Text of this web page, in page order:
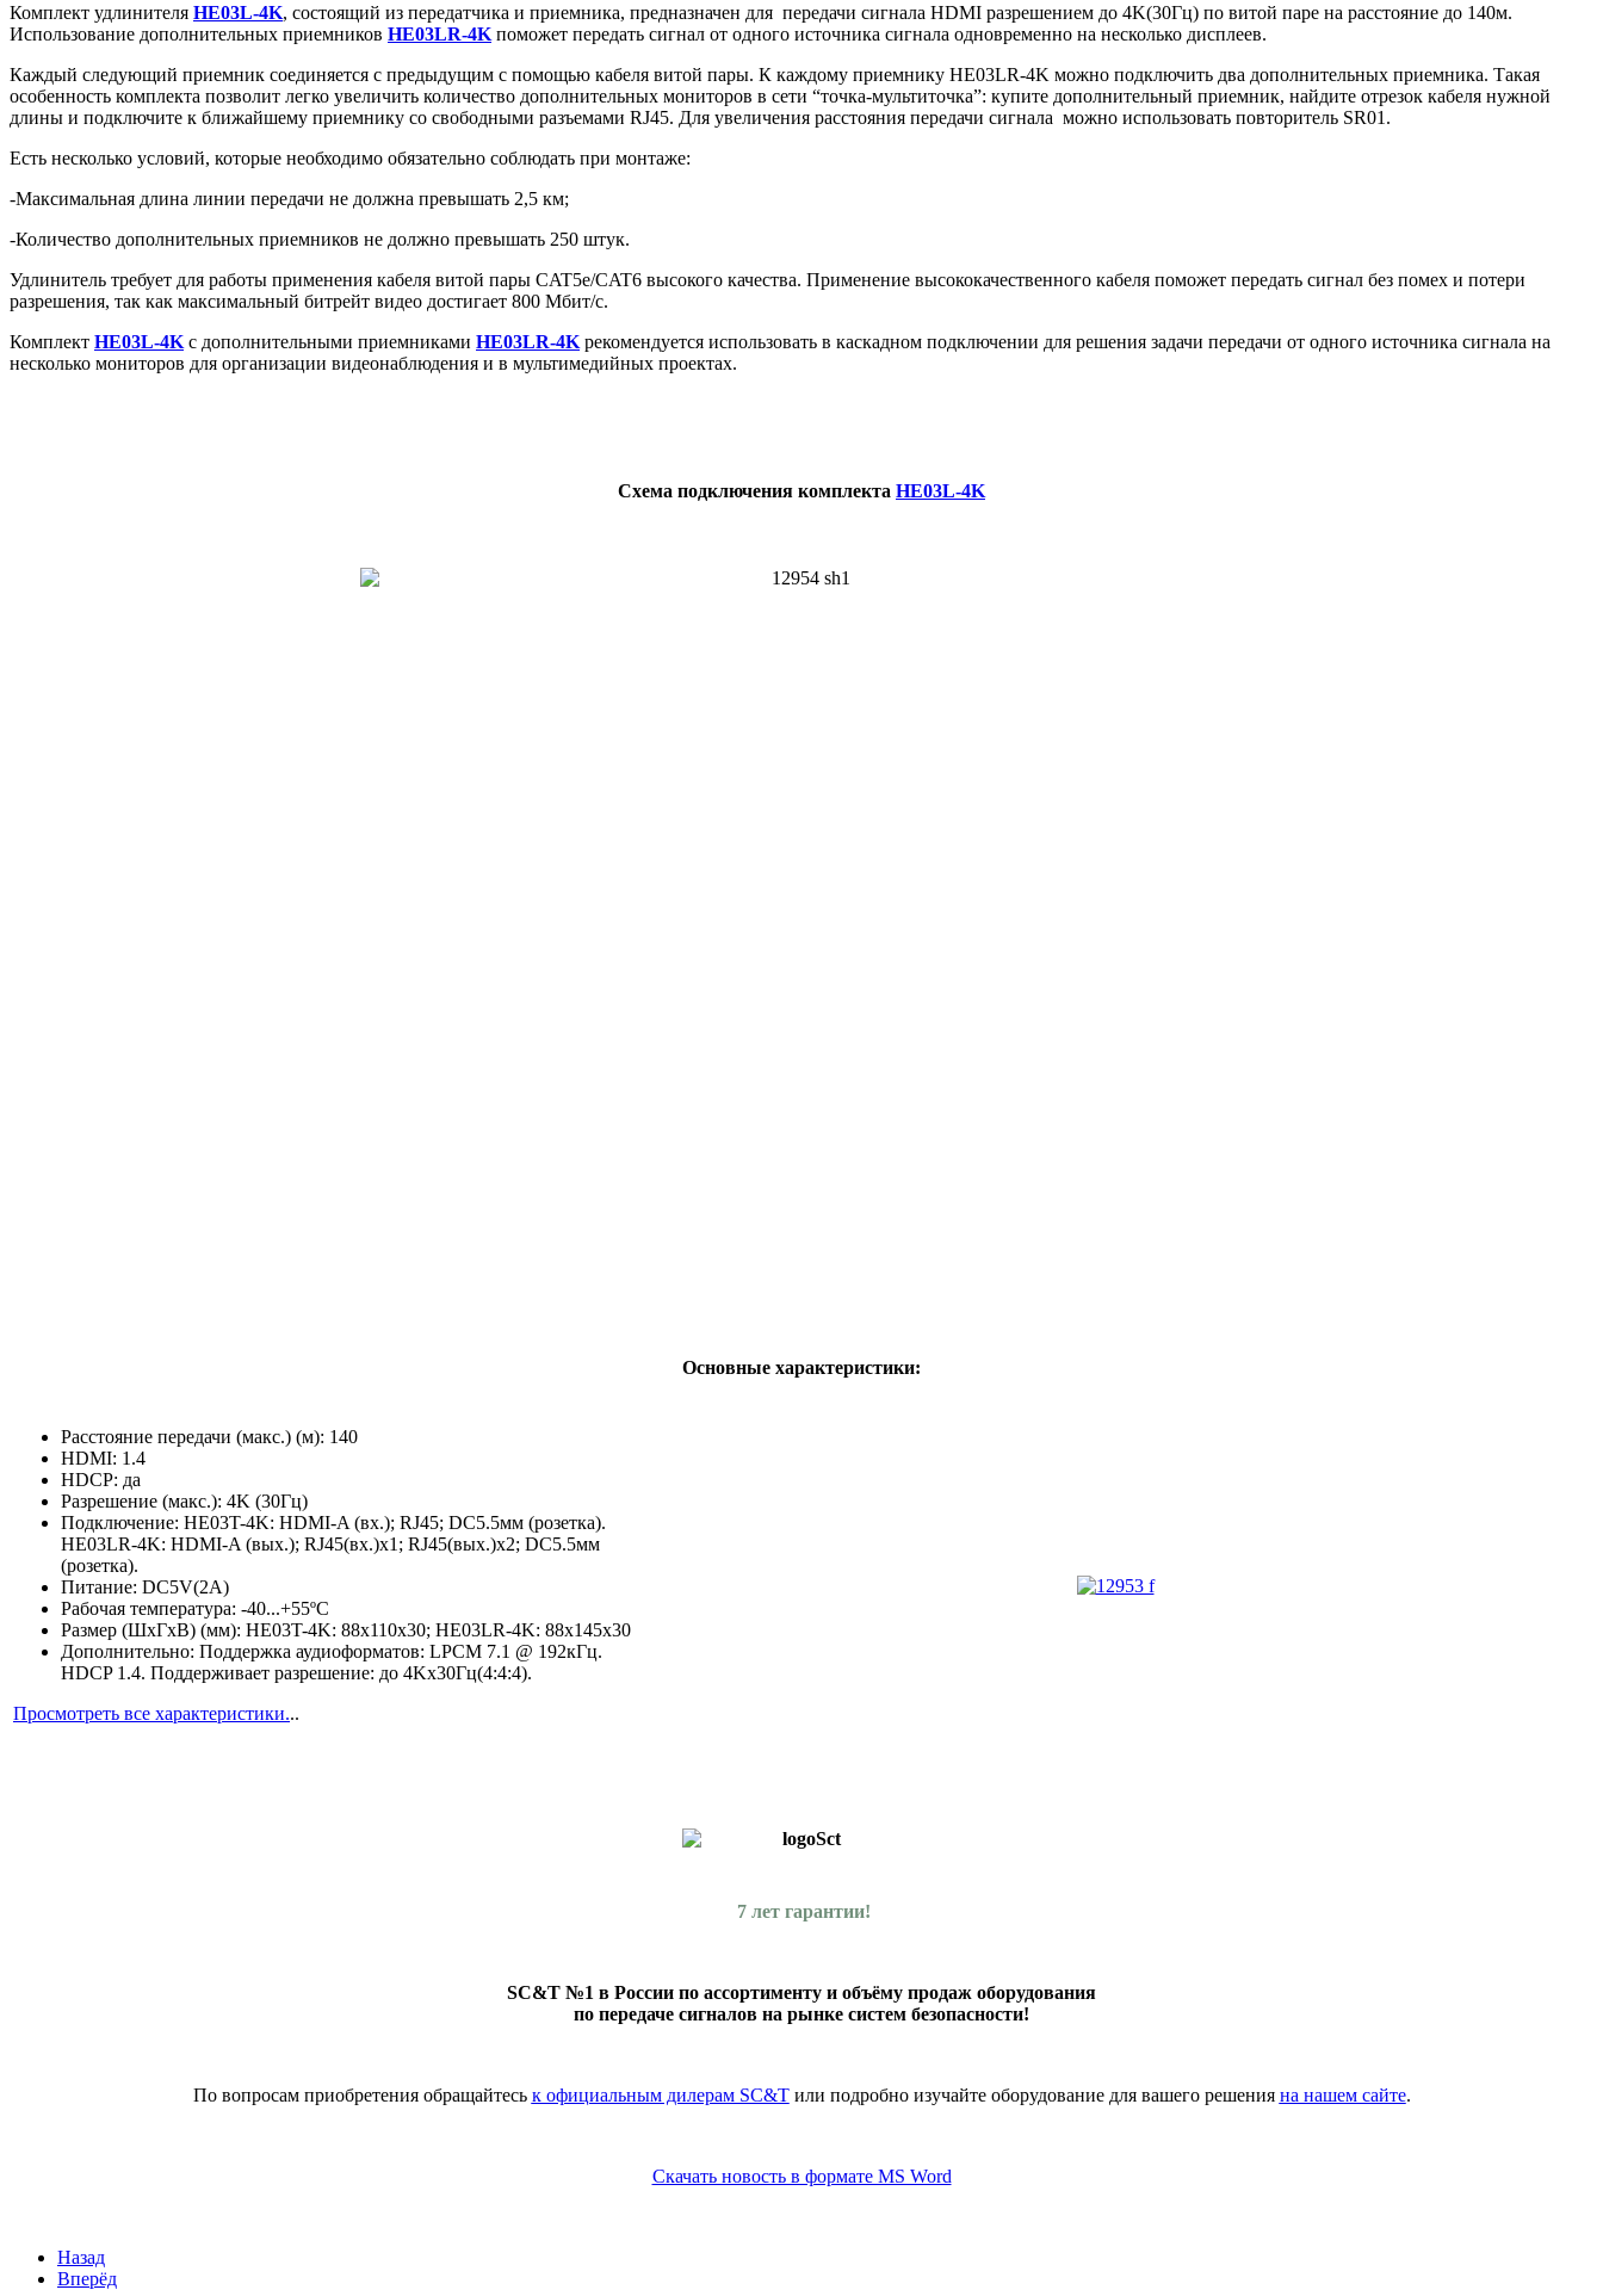
Комплект удлинителя HE03L-4K, состоящий из передатчика и приемника, предназначен для передачи сигнала HDMI разрешением до 4K(30Гц) по витой паре на расстояние до 140м.
Использование дополнительных приемников HE03LR-4K поможет передать сигнал от одного источника сигнала одновременно на несколько дисплеев.
Каждый следующий приемник соединяется с предыдущим с помощью кабеля витой пары. К каждому приемнику HE03LR-4K можно подключить два дополнительных приемника. Такая
особенность комплекта позволит легко увеличить количество дополнительных мониторов в сети “точка-мультиточка”: купите дополнительный приемник, найдите отрезок кабеля нужной
длины и подключите к ближайшему приемнику со свободными разъемами RJ45. Для увеличения расстояния передачи сигнала можно использовать повторитель SR01.
Есть несколько условий, которые необходимо обязательно соблюдать при монтаже:
-Максимальная длина линии передачи не должна превышать 2,5 км;
-Количество дополнительных приемников не должно превышать 250 штук.
Удлинитель требует для работы применения кабеля витой пары CAT5e/CAT6 высокого качества. Применение высококачественного кабеля поможет передать сигнал без помех и потери
разрешения, так как максимальный битрейт видео достигает 800 Мбит/с.
Комплект HE03L-4K с дополнительными приемниками HE03LR-4K рекомендуется использовать в каскадном подключении для решения задачи передачи от одного источника сигнала на
несколько мониторов для организации видеонаблюдения и в мультимедийных проектах.
Схема подключения комплекта HE03L-4K
Основные характеристики:
Расстояние передачи (макс.) (м): 140
HDMI: 1.4
HDCP: да
Разрешение (макс.): 4K (30Гц)
Подключение: HE03T-4K: HDMI-A (вх.); RJ45; DC5.5мм (розетка).
HE03LR-4K: HDMI-A (вых.); RJ45(вх.)х1; RJ45(вых.)х2; DC5.5мм
(розетка).
Питание: DC5V(2A)
Рабочая температура: -40...+55ºC
Размер (ШхГхВ) (мм): HE03T-4K: 88x110x30; HE03LR-4K: 88x145x30
Дополнительно: Поддержка аудиоформатов: LPCM 7.1 @ 192кГц.
HDCP 1.4. Поддерживает разрешение: до 4Kх30Гц(4:4:4).
Просмотреть все характеристики...
7 лет гарантии!
SC&T №1 в России по ассортименту и объёму продаж оборудования
по передаче сигналов на рынке систем безопасности!
По вопросам приобретения обращайтесь к официальным дилерам SC&Tили подробно изучайте оборудование для вашего решения на нашем сайте.
Скачать новость в формате MS Word
Назад
Вперёд